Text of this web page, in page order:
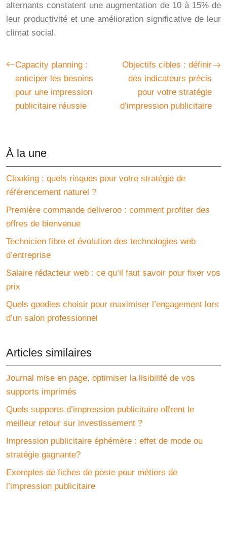
alternants constatent une augmentation de 10 à 15% de
leur productivité et une amélioration significative de leur
climat social.
Capacity planning :
anticiper les besoins
pour une impression
publicitaire réussie
Objectifs cibles : définir
des indicateurs précis
pour votre stratégie
d’impression publicitaire
À la une
Cloaking : quels risques pour votre stratégie de
référencement naturel ?
Première commande deliveroo : comment profiter des
offres de bienvenue
Technicien fibre et évolution des technologies web
d’entreprise
Salaire rédacteur web : ce qu’il faut savoir pour fixer vos
prix
Quels goodies choisir pour maximiser l’engagement lors
d’un salon professionnel
Articles similaires
Journal mise en page, optimiser la lisibilité de vos
supports imprimés
Quels supports d’impression publicitaire offrent le
meilleur retour sur investissement ?
Impression publicitaire éphémère : effet de mode ou
stratégie gagnante?
Exemples de fiches de poste pour métiers de
l’impression publicitaire